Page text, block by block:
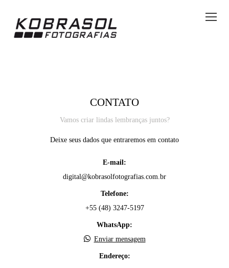
CONTATO
Vamos criar lindas lembranças juntos?
Deixe seus dados que entraremos em contato
E-mail:
digital@kobrasolfotografias.com.br
Telefone:
+55 (48) 3247-5197
WhatsApp:
Enviar mensagem
Endereço: